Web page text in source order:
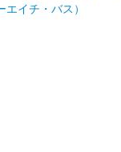
エイチ・バス）